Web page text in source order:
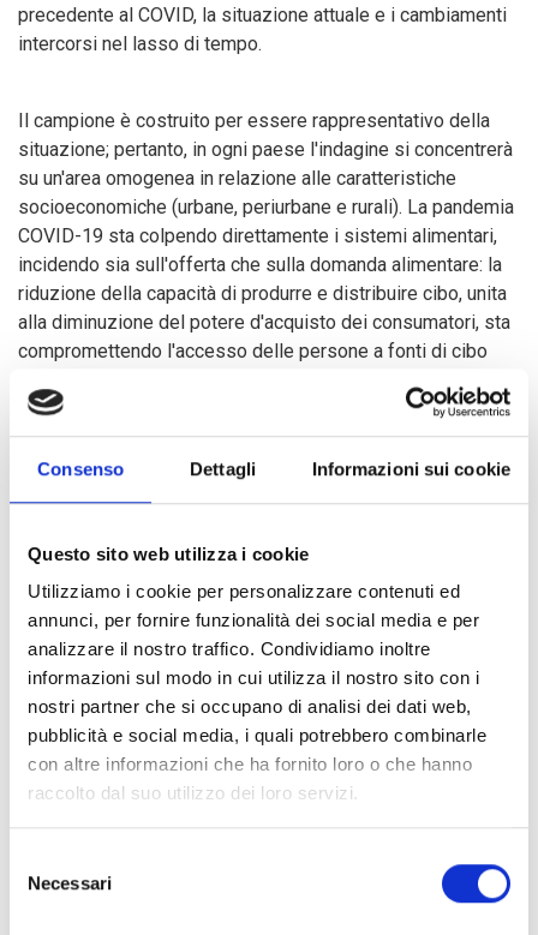
Consenso Dettagli Informazioni sui cookie
Questo sito web utilizza i cookie
Utilizziamo i cookie per personalizzare contenuti ed
annunci, per fornire funzionalità dei social media e per
analizzare il nostro traffico. Condividiamo inoltre
informazioni sul modo in cui utilizza il nostro sito con i
nostri partner che si occupano di analisi dei dati web,
pubblicità e social media, i quali potrebbero combinarle
con altre informazioni che ha fornito loro o che hanno
raccolto dal suo utilizzo dei loro servizi.
delNecessari
precedente al COVID, la situazione attuale e i cambiamenti
intercorsi nel lasso di tempo.
Il campione è costruito per essere rappresentativo della
situazione; pertanto, in ogni paese l'indagine si concentrerà
su un'area omogenea in relazione alle caratteristiche
socioeconomiche (urbane, periurbane e rurali). La pandemia
COVID-19 sta colpendo direttamente i sistemi alimentari,
incidendo sia sull'offerta che sulla domanda alimentare: la
riduzione della capacità di produrre e distribuire cibo, unita
alla diminuzione del potere d'acquisto dei consumatori, sta
compromettendo l'accesso delle persone a fonti di cibo
dal virus o già colpiti da livelli elevati di insicurezza
alimentare.
agricoltori che producono per l'esportazione hanno perso
approvvigionamento degli input agricoli - come sementi,
fertilizzanti e insetticidi – e del bestiame sono fortemente
colpite; l'accesso ai terreni agricoli è limitato; il trasporto
delle merci verso gli impianti di lavorazione e/o i mercati è
compromesso. Di conseguenza, la produzione, la capacità
di raccolta, l'accesso dei lavoratori informali ai salari sono
ridotte.
misurano dunque solo a livello di morbilità e mortalità, ma
anche a livello di tenuta socioeconomica. Le misure di